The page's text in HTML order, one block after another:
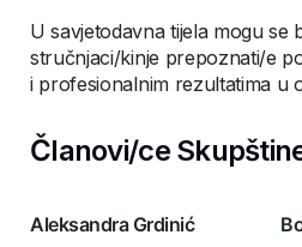
U savjetodavna tijela mogu se
stručnjaci/kinje prepoznati/e
i profesionalnim rezultatima u
Članovi/ce
Aleksandra Grdinić